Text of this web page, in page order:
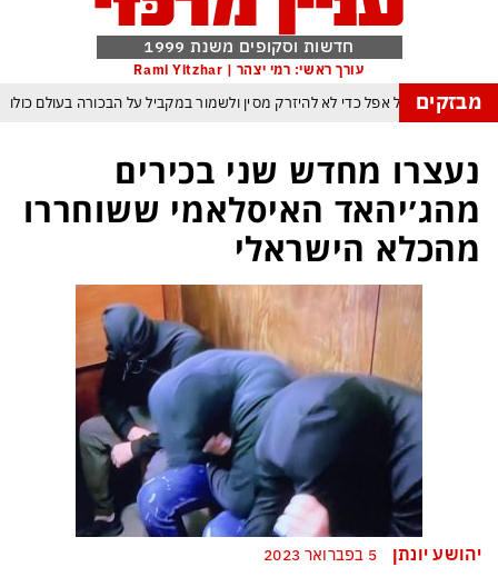
חדשות וסקופים משנת 1999
עורך ראשי: רמי יצהר | Rami Yitzhar
מבזקיםהטריק של אפל כדי לא להיזרק מסין ולשמור במקביל על הבכורה בעולם כולו
של טראמפ המאיים למוטט את כלכלת ארה״ב ומבודד את ישראל יותר מאי פעם
הגרעינית חותמות על הסכם הגנה המשנה מהיסוד את מאזן הכוחות באזורנו
חסר החשיבות מדגישה את התגברות החוליגניזם הפראי בכדורגל הישראלי
הכסף הערבי עלול לנצח ולסכן את הכדורגל האירופי וכמובן גם את הישראלי
נעצרו מחדש שני בכירים
מהג׳יהאד האיסלאמי ששוחררו
מהכלא הישראלי
יהושע יונתן